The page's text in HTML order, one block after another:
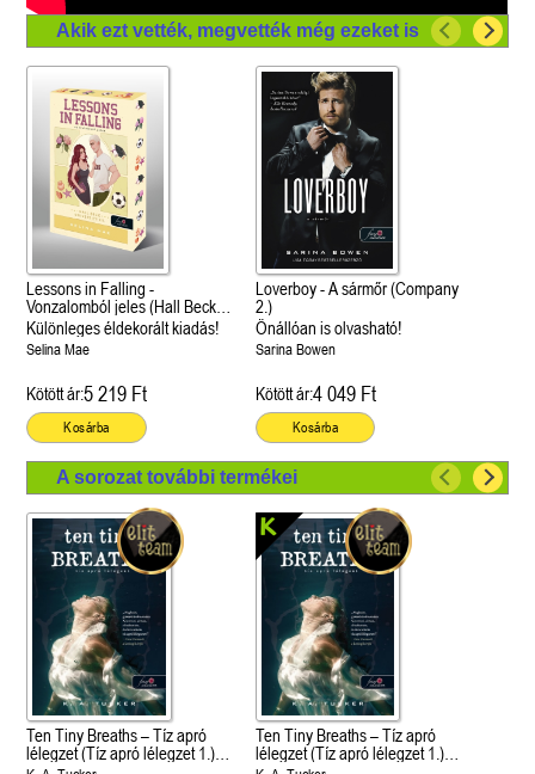
Akik ezt vették, megvették még ezeket is
Lessons in Falling -
Vonzalomból jeles (Hall Beck
University 3.)
Különleges éldekorált kiadás!
Selina Mae
Kötött ár:5 219 Ft
Kosárba
Loverboy - A sármőr (Company
2.)
Önállóan is olvasható!
Sarina Bowen
Kötött ár:4 049 Ft
Kosárba
A sorozat további termékei
Ten Tiny Breaths – Tíz apró
lélegzet (Tíz apró lélegzet 1.)
Ten Tiny Breaths – Tíz apró
lélegzet (Tíz apró lélegzet 1.)